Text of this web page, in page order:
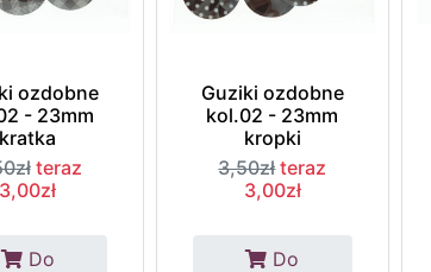
ozdobne
- 23mm
kratka
teraz
3,00zł
Do
Guziki ozdobne
kol.02 - 23mm
kropki
3,50zł teraz
3,00zł
Do